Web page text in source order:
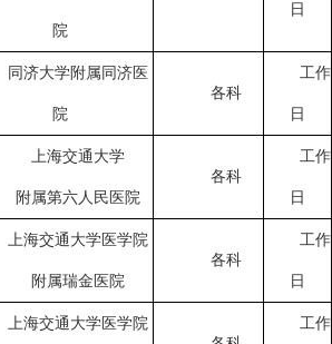
院
日
同济大学附属同济医
院
各科
工作
日
上海交通大学
附属第六人民医院
各科
工作
日
上海交通大学医学院
附属瑞金医院
各科
工作
日
上海交通大学医学院
工作